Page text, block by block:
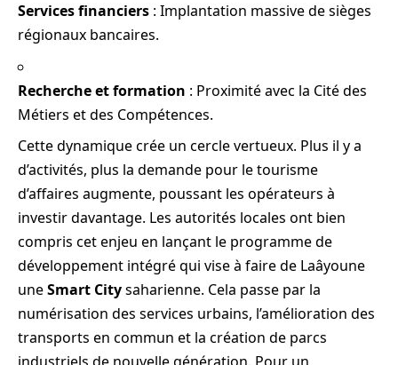
Services financiers : Implantation massive de sièges
régionaux bancaires.
Recherche et formation : Proximité avec la Cité des
Métiers et des Compétences.
Cette dynamique crée un cercle vertueux. Plus il y a
d’activités, plus la demande pour le tourisme
d’affaires augmente, poussant les opérateurs à
investir davantage. Les autorités locales ont bien
compris cet enjeu en lançant le programme de
développement intégré qui vise à faire de Laâyoune
uneSmart Citysaharienne. Cela passe par la
numérisation des services urbains, l’amélioration des
transports en commun et la création de parcs